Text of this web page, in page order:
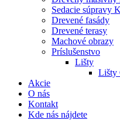
Sedacie súpravy
Drevené fasády
Drevené terasy
Machové obrazy
Príslušenstvo
Lišty
Lišty
Akcie
O nás
Kontakt
Kde nás nájdete